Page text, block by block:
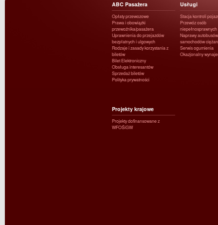
ABC Pasażera
Opłaty przewozowe
Prawa i obowiązki
przewoźnika/pasażera
Uprawnienia do przejazdów
bezpłatnych i ulgowych
Rodzaje i zasady korzystania z
biletów
Bilet Elektroniczny
Obsługa interesantów
Sprzedaż biletów
Polityka prywatności
Usługi
Stacja kontroli
Przewóz osób
niepełnosprawnych
Naprawy
samochodów
Serwis ogumienia
Okazjonalny
Projekty krajowe
Projekty dofinansowane z
WFOŚiGW